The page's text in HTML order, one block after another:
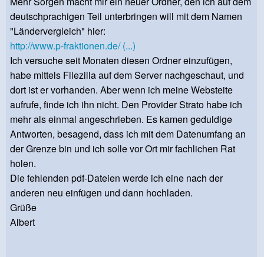
deutschprachigen Teil unterbringen will mit dem Namen
"Ländervergleich" hier:
http://www.p-fraktionen.de/ (...)
Ich versuche seit Monaten diesen Ordner einzufügen,
habe mittels Filezilla auf dem Server nachgeschaut, und
dort ist er vorhanden. Aber wenn ich meine Websteite
aufrufe, finde ich ihn nicht. Den Provider Strato habe ich
mehr als einmal angeschrieben. Es kamen geduldige
Antworten, besagend, dass ich mit dem Datenumfang an
der Grenze bin und ich solle vor Ort mir fachlichen Rat
holen.
Die fehlenden pdf-Dateien werde ich eine nach der
anderen neu einfügen und dann hochladen.
Grüße
Albert